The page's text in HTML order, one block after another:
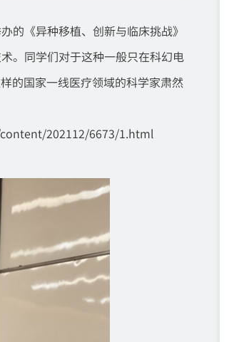
的《异种移植、创新与临床挑战》
。同学们对于这种一般只在科幻电
的国家一线医疗领域的科学家肃然
202112/6673/1.html